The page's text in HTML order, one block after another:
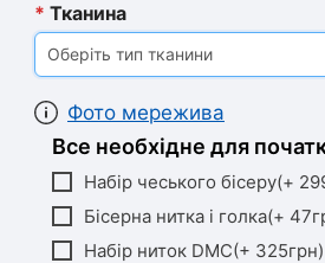
* Тканина
Оберіть тип тканини
Фото мережива
Все необхідне для
Набір чеського бісеру(+
Бісерна нитка і голка(+
Набір ниток DMC(+ 325грн)